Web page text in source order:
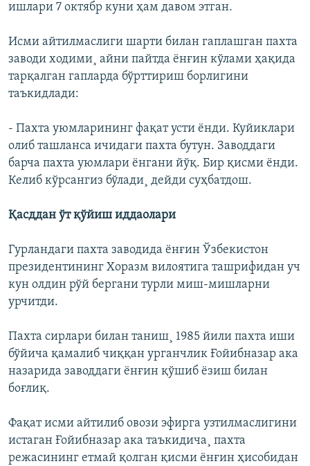
ишлари 7 октябр куни ҳам давом этган.
Исми айтилмаслиги шарти билан гаплашган пахта
заводи xодими¸ айни пайтда ëнғин кўлами ҳақида
тарқалган гапларда бўрттириш борлигини
таъкидлади:
- Пахта уюмларининг фақат усти ëнди. Куйиклари
олиб ташланса ичидаги пахта бутун. Заводдаги
барча пахта уюмлари ëнгани йўқ. Бир қисми ëнди.
Келиб кўрсангиз бўлади¸ дейди суҳбатдош.
Қасддан ўт қўйиш иддаолари
Гурландаги пахта заводида ëнғин Ўзбекистон
президентининг Хоразм вилоятига ташрифидан уч
кун олдин рўй бергани турли миш-мишларни
урчитди.
Пахта сирлари билан таниш¸ 1985 йили пахта иши
бўйича қамалиб чиққан урганчлик Ғойибназар ака
назарида заводдаги ëнғин қўшиб ëзиш билан
боғлиқ.
Фақат исми айтилиб овози эфирга узтилмаслигини
истаган Ғойибназар ака таъкидича¸ пахта
режасининг етмай қолган қисми ëнғин ҳисобидан